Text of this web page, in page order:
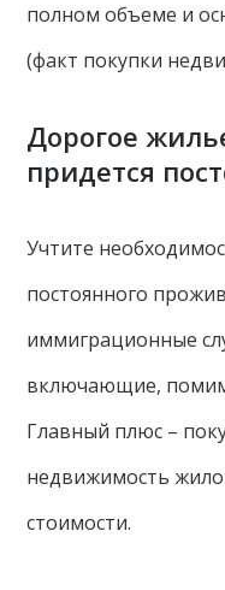
полном объеме и
(факт покупки
Дорогое
придется
Учтите
постоянного
иммиграционные
включающие,
Главный плюс –
недвижимость
стоимости.